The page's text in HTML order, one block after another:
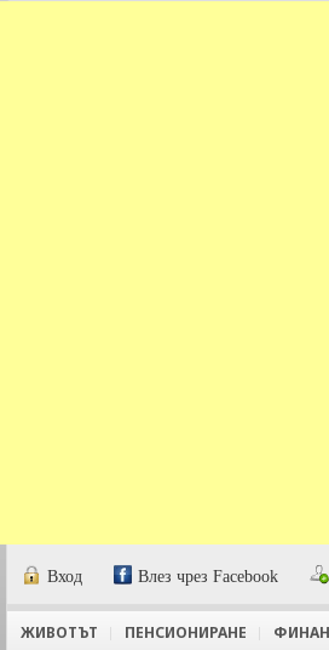
Вход Влез чрез Facebook
ЖИВОТЪТ ПЕНСИОНИРАНЕ